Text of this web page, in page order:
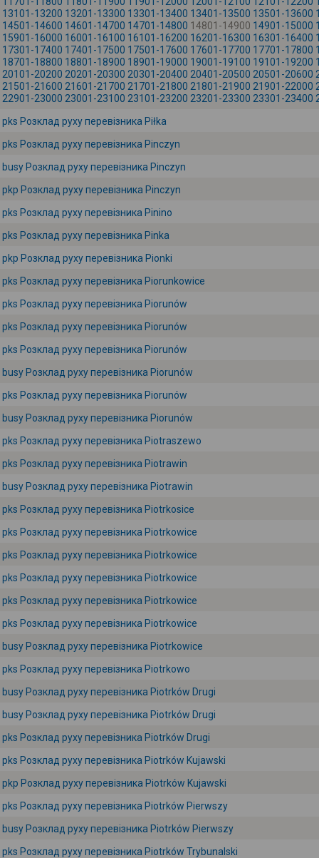
13101-13200 13201-13300 13301-13400 13401-13500 13501-13600
14501-14600 14601-14700 14701-14800 14801-14900 14901-15000
15901-16000 16001-16100 16101-16200 16201-16300 16301-16400
17301-17400 17401-17500 17501-17600 17601-17700 17701-17800
18701-18800 18801-18900 18901-19000 19001-19100 19101-19200
20101-20200 20201-20300 20301-20400 20401-20500 20501-20600
21501-21600 21601-21700 21701-21800 21801-21900 21901-22000
22901-23000 23001-23100 23101-23200 23201-23300 23301-23400
pks Розклад руху перевізника Piłka
pks Розклад руху перевізника Pinczyn
busy Розклад руху перевізника Pinczyn
pkp Розклад руху перевізника Pinczyn
pks Розклад руху перевізника Pinino
pks Розклад руху перевізника Pinka
pkp Розклад руху перевізника Pionki
pks Розклад руху перевізника Piorunkowice
pks Розклад руху перевізника Piorunów
pks Розклад руху перевізника Piorunów
pks Розклад руху перевізника Piorunów
busy Розклад руху перевізника Piorunów
pks Розклад руху перевізника Piorunów
busy Розклад руху перевізника Piorunów
pks Розклад руху перевізника Piotraszewo
pks Розклад руху перевізника Piotrawin
busy Розклад руху перевізника Piotrawin
pks Розклад руху перевізника Piotrkosice
pks Розклад руху перевізника Piotrkowice
pks Розклад руху перевізника Piotrkowice
pks Розклад руху перевізника Piotrkowice
pks Розклад руху перевізника Piotrkowice
pks Розклад руху перевізника Piotrkowice
busy Розклад руху перевізника Piotrkowice
pks Розклад руху перевізника Piotrkowo
busy Розклад руху перевізника Piotrków Drugi
busy Розклад руху перевізника Piotrków Drugi
pks Розклад руху перевізника Piotrków Drugi
pks Розклад руху перевізника Piotrków Kujawski
pkp Розклад руху перевізника Piotrków Kujawski
pks Розклад руху перевізника Piotrków Pierwszy
busy Розклад руху перевізника Piotrków Pierwszy
pks Розклад руху перевізника Piotrków Trybunalski